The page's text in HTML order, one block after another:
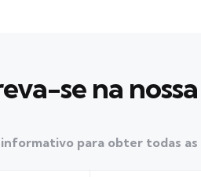
se na
informativo para obter todas